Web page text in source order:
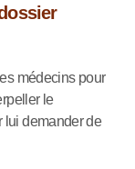
médecins pour
le
lui demander de